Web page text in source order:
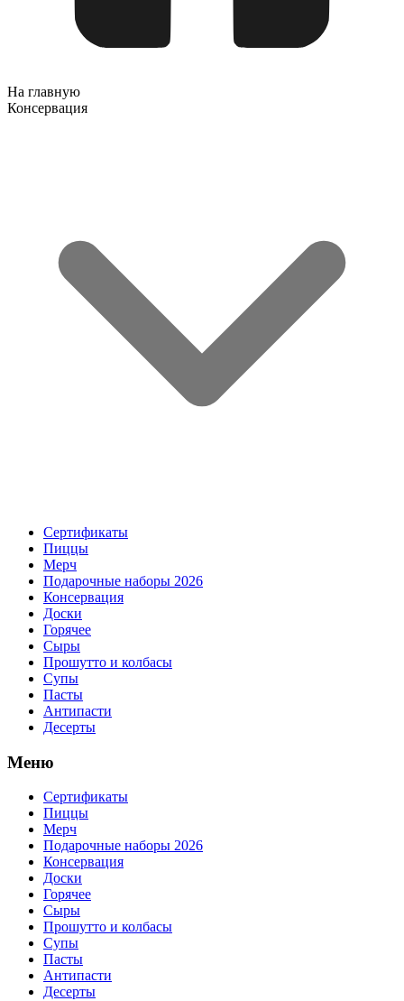
На главную
Консервация
Сертификаты
Пиццы
Мерч
Подарочные наборы 2026
Консервация
Доски
Горячее
Сыры
Прошутто и колбасы
Супы
Пасты
Антипасти
Десерты
Меню
Сертификаты
Пиццы
Мерч
Подарочные наборы 2026
Консервация
Доски
Горячее
Сыры
Прошутто и колбасы
Супы
Пасты
Антипасти
Десерты